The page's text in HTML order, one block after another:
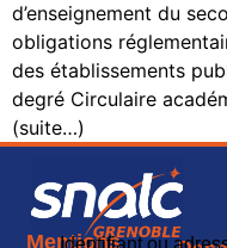
d’enseignement du
obligations
des établissements
degré Circulaire
(suite…)
Mentions